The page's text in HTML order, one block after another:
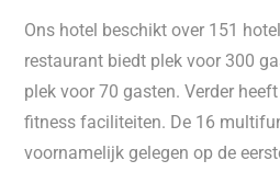
Ons hotel beschikt over 151
restaurant biedt plek voor 300
plek voor 70 gasten. Verder
fitness faciliteiten. De 16
voornamelijk gelegen op de